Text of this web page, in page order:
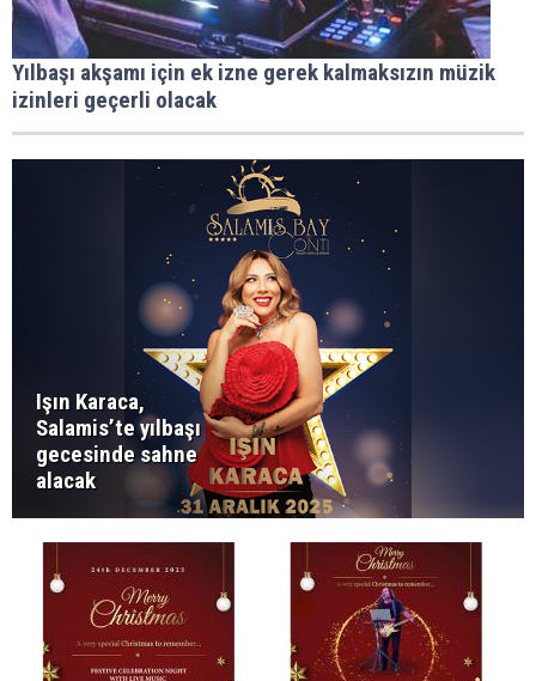
Yılbaşı akşamı için ek izne gerek kalmaksızın müzik
izinleri geçerli olacak
Işın Karaca,
Salamis’te yılbaşı
gecesinde sahne
alacak